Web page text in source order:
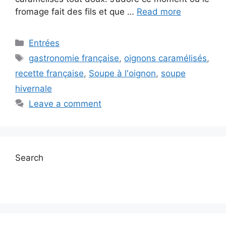
fromage fait des fils et que … Read more
Categories
Entrées
Tags
gastronomie française, oignons caramélisés,
recette française, Soupe à l'oignon, soupe
hivernale
Leave a comment
Search